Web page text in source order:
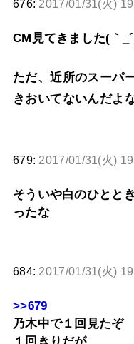
676: 2017/01/31(火)
CM見てきました(｀
ただ、近所のスーパ
きおいてないんだよ
679: 2017/01/31(火)
そういや白のひとと
ったな
684: 2017/01/31(火)
>>679
乃木中で１回見たぞ
１回きりだが